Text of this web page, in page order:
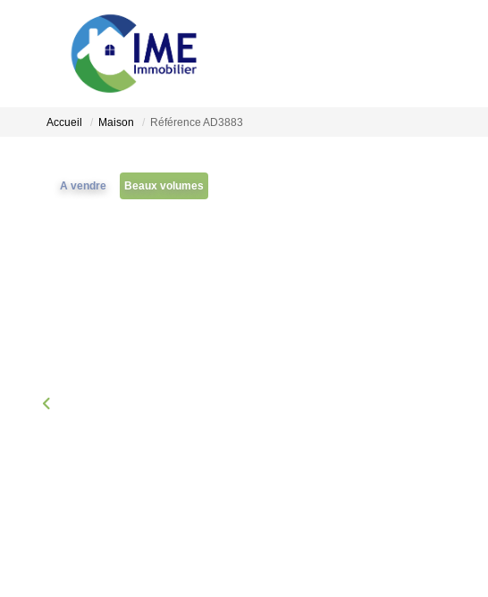
Accueil Maison Référence AD3883
A vendre Beaux volumes